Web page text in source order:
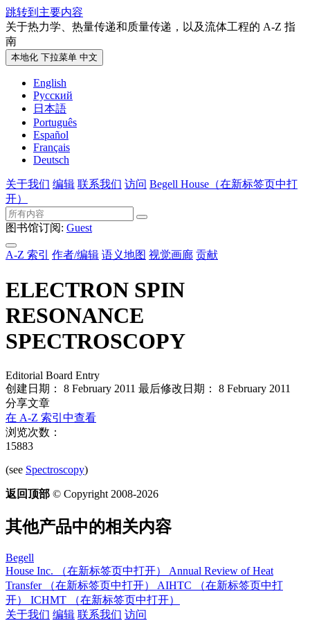
跳转到主要内容
关于热力学、热量传递和质量传递，以及流体工程的 A-Z 指
南
本地化 下拉菜单 中文
English
Русский
日本語
Português
Español
Français
Deutsch
关于我们 编辑 联系我们 访问 Begell House （在新标签页中打
开）
图书馆订阅: Guest
A-Z 索引 作者/编辑 语义地图 视觉画廊 贡献
ELECTRON SPIN
RESONANCE
SPECTROSCOPY
Editorial Board Entry
创建日期： 8 February 2011 最后修改日期： 8 February 2011
分享文章
在 A-Z 索引中查看
浏览次数：
15883
(see Spectroscopy)
返回顶部 © Copyright 2008-2026
其他产品中的相关内容
Begell
House Inc.
（在新标签页中打开）
Annual Review of Heat
Transfer
（在新标签页中打开） AIHTC
（在新标签页中打
开）
ICHMT
（在新标签页中打开）
关于我们 编辑 联系我们 访问